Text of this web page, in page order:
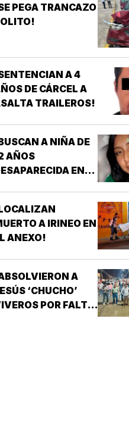
PEGA TRANCAZO
A 4
DE CÁRCEL A
TRAILEROS!
A NIÑA DE
AÑOS
EN
A IRINEO EN
ANEXO!
A
‘CHUCHO’
POR FALTA